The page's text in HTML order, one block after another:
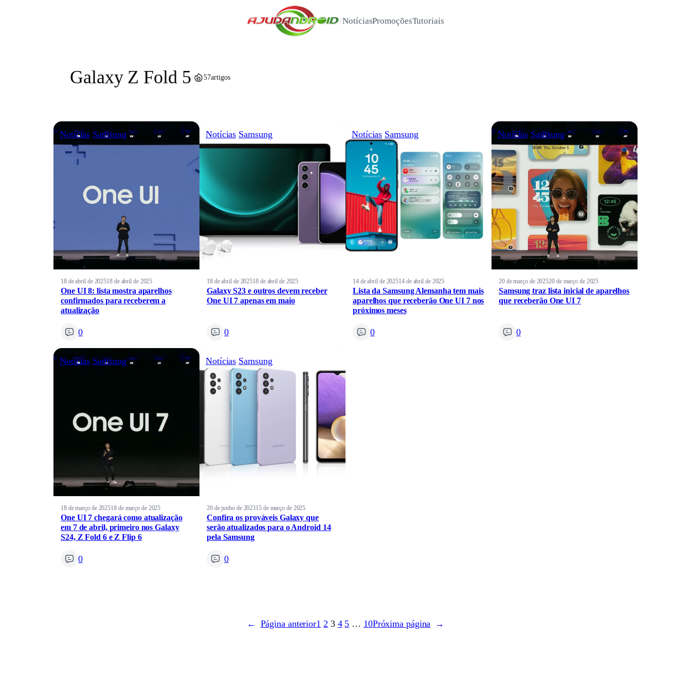
/NotíciasPromoçõesTutoriais
Galaxy Z Fold 5/ 57artigos
Notícias Samsung
18 de abril de 202518 de abril de 2025
One UI 8: lista mostra aparelhos
confirmados para receberem a
atualização
0
Notícias Samsung
18 de abril de 202518 de abril de 2025
Galaxy S23 e outros devem receber
One UI 7 apenas em maio
0
Notícias Samsung
14 de abril de 202514 de abril de 2025
Lista da Samsung Alemanha tem mais
aparelhos que receberão One UI 7 nos
próximos meses
0
Notícias Samsung
20 de março de 202520 de março de 2025
Samsung traz lista inicial de aparelhos
que receberão One UI 7
0
Notícias Samsung
18 de março de 202518 de março de 2025
One UI 7 chegará como atualização
em 7 de abril, primeiro nos Galaxy
S24, Z Fold 6 e Z Flip 6
0
Notícias Samsung
20 de junho de 202315 de março de 2025
Confira os prováveis Galaxy que
serão atualizados para o Android 14
pela Samsung
0
← Página anterior1 2 3 4 5 … 10Próxima página →